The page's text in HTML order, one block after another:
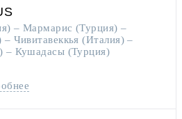
– Мармарис (Турция) –
Чивитавеккья (Италия) –
– Кушадасы (Турция)